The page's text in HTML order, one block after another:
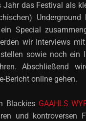
Jahr das Festival als
Underground
Special
wir Interviews
sowie noch ein
Abschließend
Bericht online gehen.
Blackies GAAHLS
und kontroversen